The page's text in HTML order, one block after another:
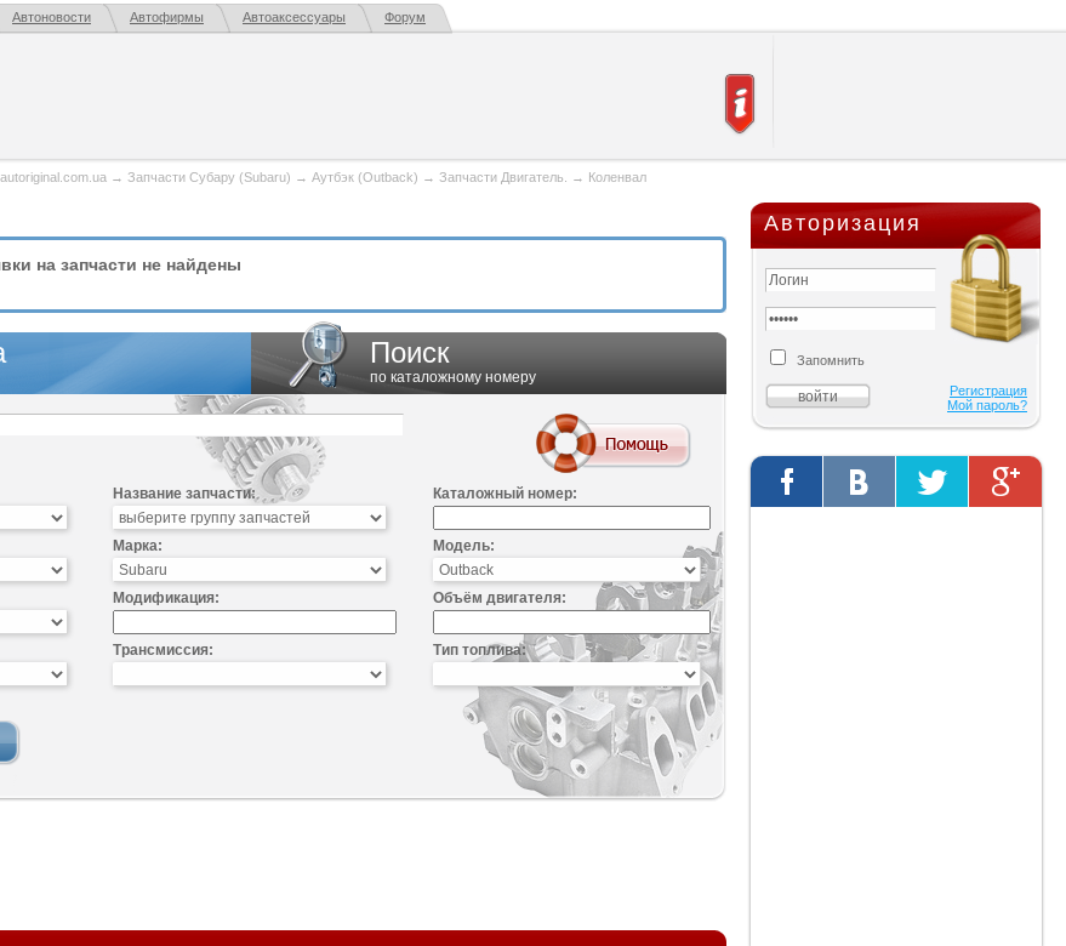
Автоновости Автофирмы Автоаксессуары Форум
→ Запчасти Субару (Subaru) → Аутбэк (Outback) → Запчасти Двигатель. → Коленвал
на запчасти не найдены
Поиск
по каталожному номеру
Название запчасти: Каталожный номер:
Марка: Модель:
Модификация: Объём двигателя:
Трансмиссия: Тип топлива:
Авторизация
Запомнить
Регистрация
Мой пароль?